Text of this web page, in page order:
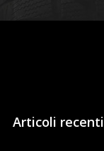
Articoli recenti